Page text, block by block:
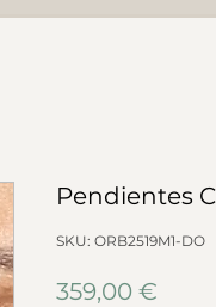
Pendientes
SKU: ORB2519M1-DO
359,00 €